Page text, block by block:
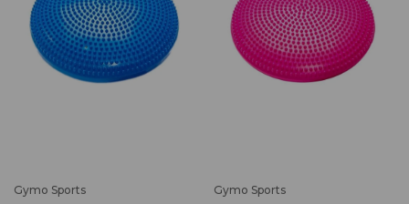
Gymo Sports
Gymo Sports